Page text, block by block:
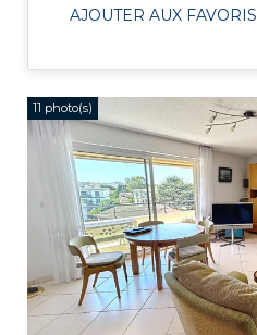
AJOUTER AUX FAVORIS
11 photo(s)